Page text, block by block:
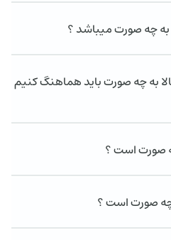
چه صورت میباشد ؟
به چه صورت باید هماهنگ کنیم
صورت است ؟
چه صورت است ؟